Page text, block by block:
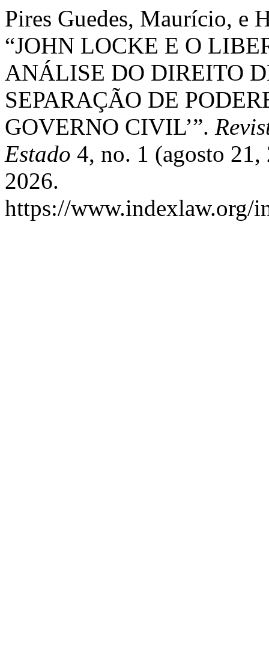
Pires Guedes, Maurício, e
“JOHN LOCKE E O
ANÁLISE DO DIREITO
SEPARAÇÃO DE
GOVERNO CIVIL’”.
Estado 4, no. 1 (agosto 21,
2026.
https://www.indexlaw.org/